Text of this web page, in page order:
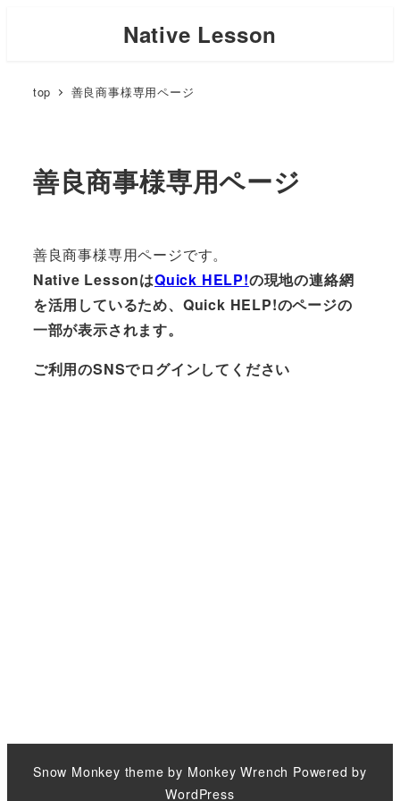
content
Native Lesson
top 善良商事様専用ページ
善良商事様専用ページ
善良商事様専用ページです。
Native LessonはQuick HELP!の現地の連絡網
を活用しているため、Quick HELP!のページの
一部が表示されます。
ご利用のSNSでログインしてください
Snow Monkey theme by Monkey Wrench Powered by
WordPress